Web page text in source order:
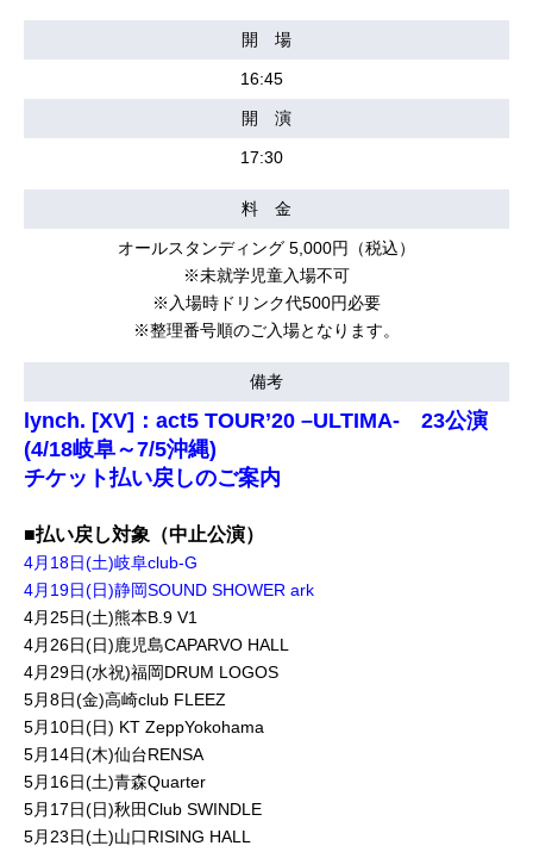
開 場
16:45
開 演
17:30
料 金
オールスタンディング 5,000円（税込）
※未就学児童入場不可
※入場時ドリンク代500円必要
※整理番号順のご入場となります。
備考
lynch. [XV]：act5 TOUR’20 –ULTIMA- 23公演
(4/18岐阜～7/5沖縄)
チケット払い戻しのご案内
■払い戻し対象（中止公演）
4月18日(土)岐阜club-G
4月19日(日)静岡SOUND SHOWER ark
4月25日(土)熊本B.9 V1
4月26日(日)鹿児島CAPARVO HALL
4月29日(水祝)福岡DRUM LOGOS
5月8日(金)高崎club FLEEZ
5月10日(日) KT ZeppYokohama
5月14日(木)仙台RENSA
5月16日(土)青森Quarter
5月17日(日)秋田Club SWINDLE
5月23日(土)山口RISING HALL